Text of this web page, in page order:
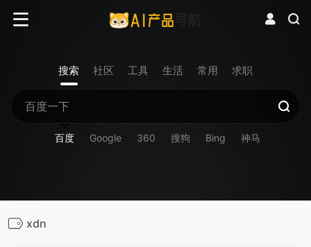
搜索 社区 工具 生活 常用 求职
百度 Google 360 搜狗 Bing 神马
xdn